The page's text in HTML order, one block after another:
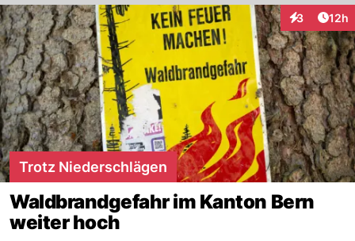
3
Interaktionen
12h
Trotz Niederschlägen
Waldbrandgefahr im Kanton Bern
weiter hoch